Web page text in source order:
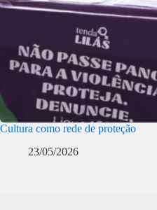
Cultura como rede de proteção
23/05/2026